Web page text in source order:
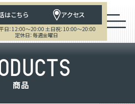
はこちら アクセス
日：12:00～20:00 土日祝：10:00～20:00
定休日：毎週金曜日
DUCTS
商品